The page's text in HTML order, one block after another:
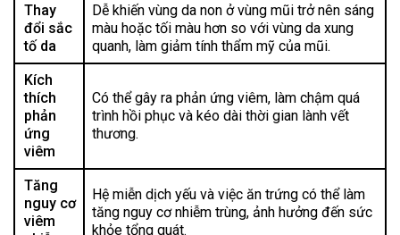
Thay
đổi sắc
tố da
Dễ khiến vùng da non ở vùng mũi trở nên sáng
màu hoặc tối màu hơn so với vùng da xung
quanh, làm giảm tính thẩm mỹ của mũi.
Kích
thích
phản
ứng
viêm
Có thể gây ra phản ứng viêm, làm chậm quá
trình hồi phục và kéo dài thời gian lành vết
thương.
Tăng
nguy cơ
viêm
Hệ miễn dịch yếu và việc ăn trứng có thể làm
tăng nguy cơ nhiễm trùng, ảnh hưởng đến sức
khỏe tổng quát.